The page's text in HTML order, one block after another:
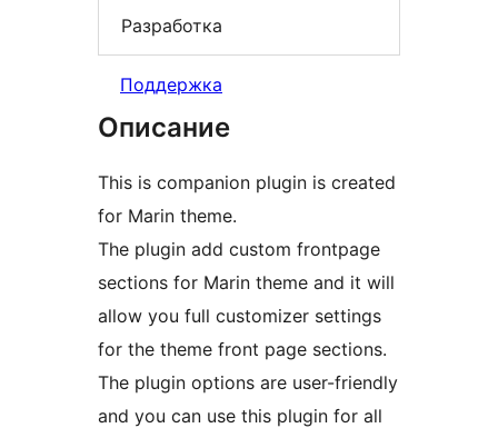
Разработка
Поддержка
Описание
This is companion plugin is created
for Marin theme.
The plugin add custom frontpage
sections for Marin theme and it will
allow you full customizer settings
for the theme front page sections.
The plugin options are user-friendly
and you can use this plugin for all